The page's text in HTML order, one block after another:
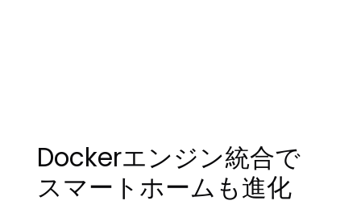
Dockerエンジン統合で
スマートホームも進化